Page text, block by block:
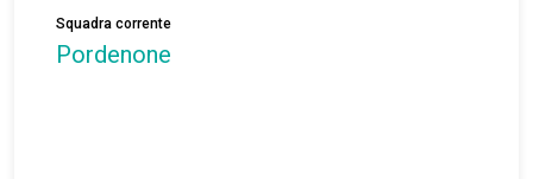
Squadra corrente
Pordenone